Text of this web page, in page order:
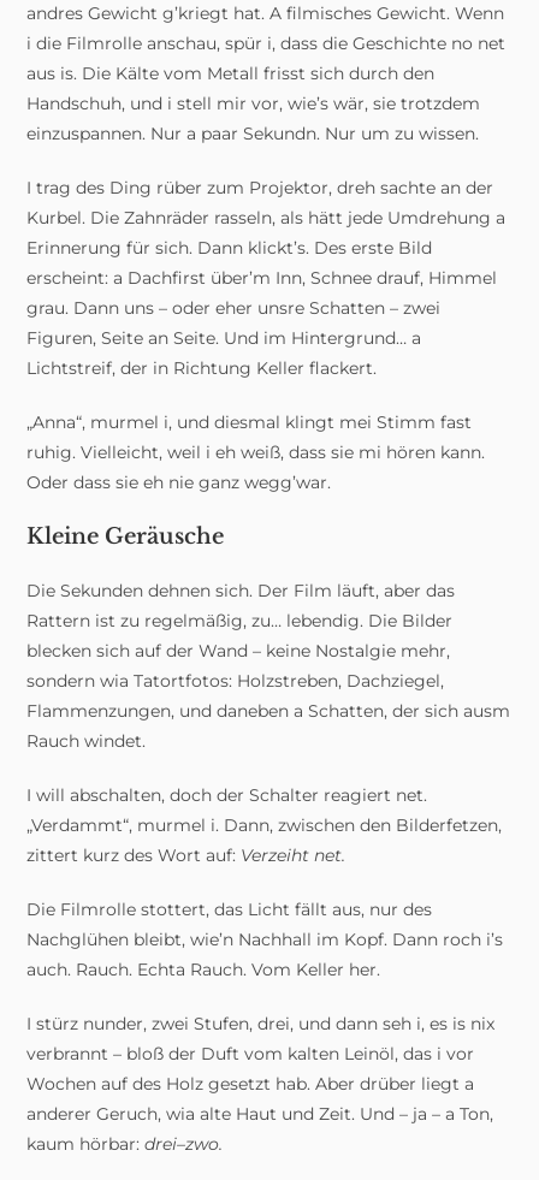
andres Gewicht g’kriegt hat. A filmisches Gewicht. Wenn
i die Filmrolle anschau, spür i, dass die Geschichte no net
aus is. Die Kälte vom Metall frisst sich durch den
Handschuh, und i stell mir vor, wie’s wär, sie trotzdem
einzuspannen. Nur a paar Sekundn. Nur um zu wissen.
I trag des Ding rüber zum Projektor, dreh sachte an der
Kurbel. Die Zahnräder rasseln, als hätt jede Umdrehung a
Erinnerung für sich. Dann klickt’s. Des erste Bild
erscheint: a Dachfirst über’m Inn, Schnee drauf, Himmel
grau. Dann uns – oder eher unsre Schatten – zwei
Figuren, Seite an Seite. Und im Hintergrund… a
Lichtstreif, der in Richtung Keller flackert.
„Anna“, murmel i, und diesmal klingt mei Stimm fast
ruhig. Vielleicht, weil i eh weiß, dass sie mi hören kann.
Oder dass sie eh nie ganz wegg’war.
Kleine Geräusche
Die Sekunden dehnen sich. Der Film läuft, aber das
Rattern ist zu regelmäßig, zu… lebendig. Die Bilder
blecken sich auf der Wand – keine Nostalgie mehr,
sondern wia Tatortfotos: Holzstreben, Dachziegel,
Flammenzungen, und daneben a Schatten, der sich ausm
Rauch windet.
I will abschalten, doch der Schalter reagiert net.
„Verdammt“, murmel i. Dann, zwischen den Bilderfetzen,
zittert kurz des Wort auf: Verzeiht net.
Die Filmrolle stottert, das Licht fällt aus, nur des
Nachglühen bleibt, wie’n Nachhall im Kopf. Dann roch i’s
auch. Rauch. Echta Rauch. Vom Keller her.
I stürz nunder, zwei Stufen, drei, und dann seh i, es is nix
verbrannt – bloß der Duft vom kalten Leinöl, das i vor
Wochen auf des Holz gesetzt hab. Aber drüber liegt a
anderer Geruch, wia alte Haut und Zeit. Und – ja – a Ton,
kaum hörbar:drei–zwo.